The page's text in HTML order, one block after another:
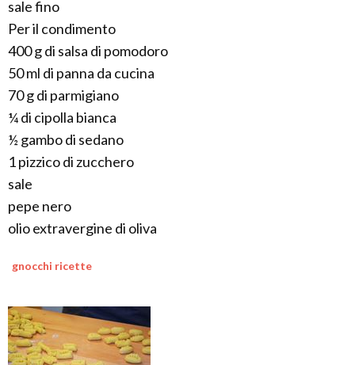
sale fino
Per il condimento
400 g di salsa di pomodoro
50 ml di panna da cucina
70 g di parmigiano
¼ di cipolla bianca
½ gambo di sedano
1 pizzico di zucchero
sale
pepe nero
olio extravergine di oliva
gnocchi ricette